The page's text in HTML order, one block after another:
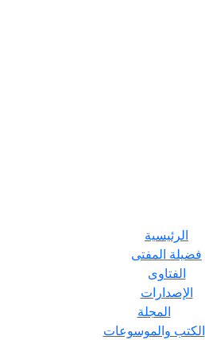
الرئيسية
فضيلة المفتى
الفتاوى
الإصدارات
المجلة
الكتب والموسوعات